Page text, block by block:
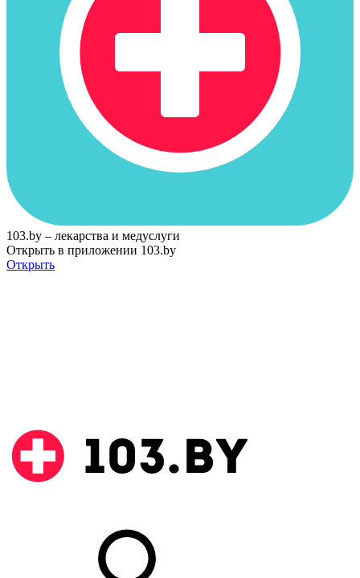
103.by – лекарства и медуслуги
Открыть в приложении 103.by
Открыть